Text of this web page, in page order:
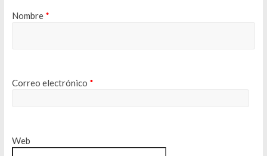
Nombre *
Correo electrónico *
Web